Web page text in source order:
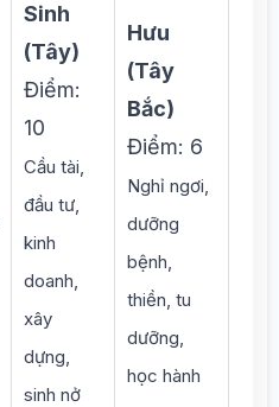
Sinh
(Tây)
Điểm:
10
Cầu tài,
đầu tư,
kinh
doanh,
xây
dựng,
sinh nở
Hưu
(Tây
Bắc)
Điểm: 6
Nghỉ ngơi,
dưỡng
bệnh,
thiền, tu
dưỡng,
học hành